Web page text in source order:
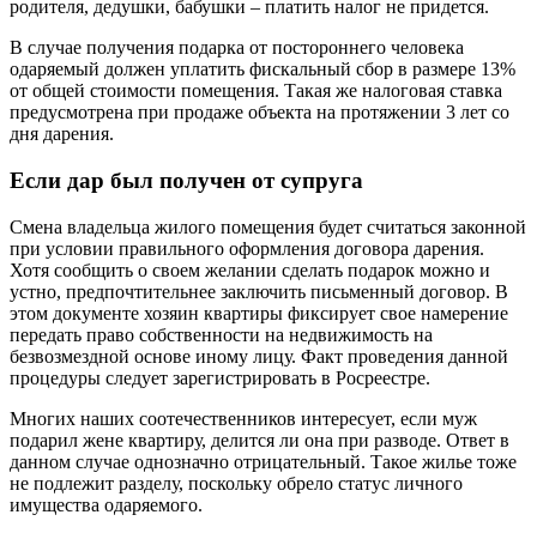
родителя, дедушки, бабушки – платить налог не придется.
В случае получения подарка от постороннего человека
одаряемый должен уплатить фискальный сбор в размере 13%
от общей стоимости помещения. Такая же налоговая ставка
предусмотрена при продаже объекта на протяжении 3 лет со
дня дарения.
Если дар был получен от супруга
Смена владельца жилого помещения будет считаться законной
при условии правильного оформления договора дарения.
Хотя сообщить о своем желании сделать подарок можно и
устно, предпочтительнее заключить письменный договор. В
этом документе хозяин квартиры фиксирует свое намерение
передать право собственности на недвижимость на
безвозмездной основе иному лицу. Факт проведения данной
процедуры следует зарегистрировать в Росреестре.
Многих наших соотечественников интересует, если муж
подарил жене квартиру, делится ли она при разводе. Ответ в
данном случае однозначно отрицательный. Такое жилье тоже
не подлежит разделу, поскольку обрело статус личного
имущества одаряемого.